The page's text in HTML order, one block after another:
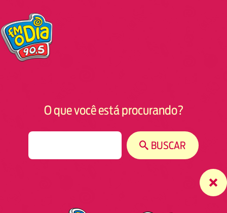
O que você está procurando?
BUSCAR